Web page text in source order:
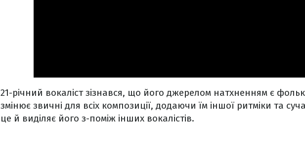
21-річний вокаліст зізнався, що його джерелом натхненням є
змінює звичні для всіх композиції, додаючи їм іншої ритміки та
це й виділяє його з-поміж інших вокалістів.